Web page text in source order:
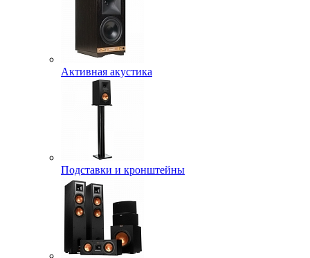
Активная акустика
Подставки и кронштейны